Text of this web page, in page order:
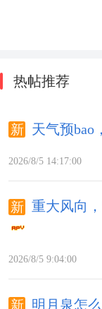
热帖推荐
天气预bao
2026/8/5 14:17:00
重大风向
2026/8/5 9:04:00
明月泉怎